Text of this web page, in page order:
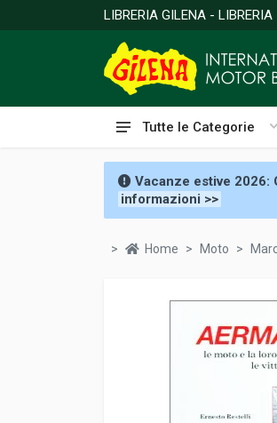
LIBRERIA GILENA -
Tutte le Categorie
Vacanze estive 2026:
informazioni >>
Home Moto